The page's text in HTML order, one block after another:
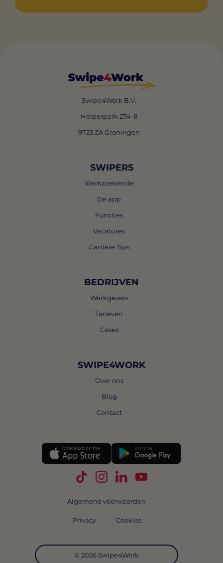
Swipe4Work B.V.
Helperpark 274-6
9723 ZA Groningen
SWIPERS
Werkzoekende
De app
Functies
Vacatures
Carrière Tips
BEDRIJVEN
Werkgevers
Tarieven
Cases
SWIPE4WORK
Over ons
Blog
Contact
Volg Swipe4Work op TikTok
Volg Swipe4Work op
Volg Swipe4Work op
Volg Swipe4Work
© 2026 Swipe4Work
Algemene voorwaarden
Privacy Cookies